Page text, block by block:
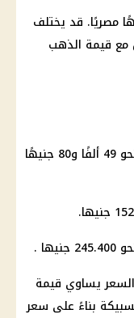
الذهب إلى 34,360 جنيهًا مصريًا. قد يختلف
مع قيمة الذهب
وسجل سعر سبيكة الذهب عيار 10 جرام نحو 49 ألفًا و80 جنيهًا
يساوي قيمة
بناءً على سعر